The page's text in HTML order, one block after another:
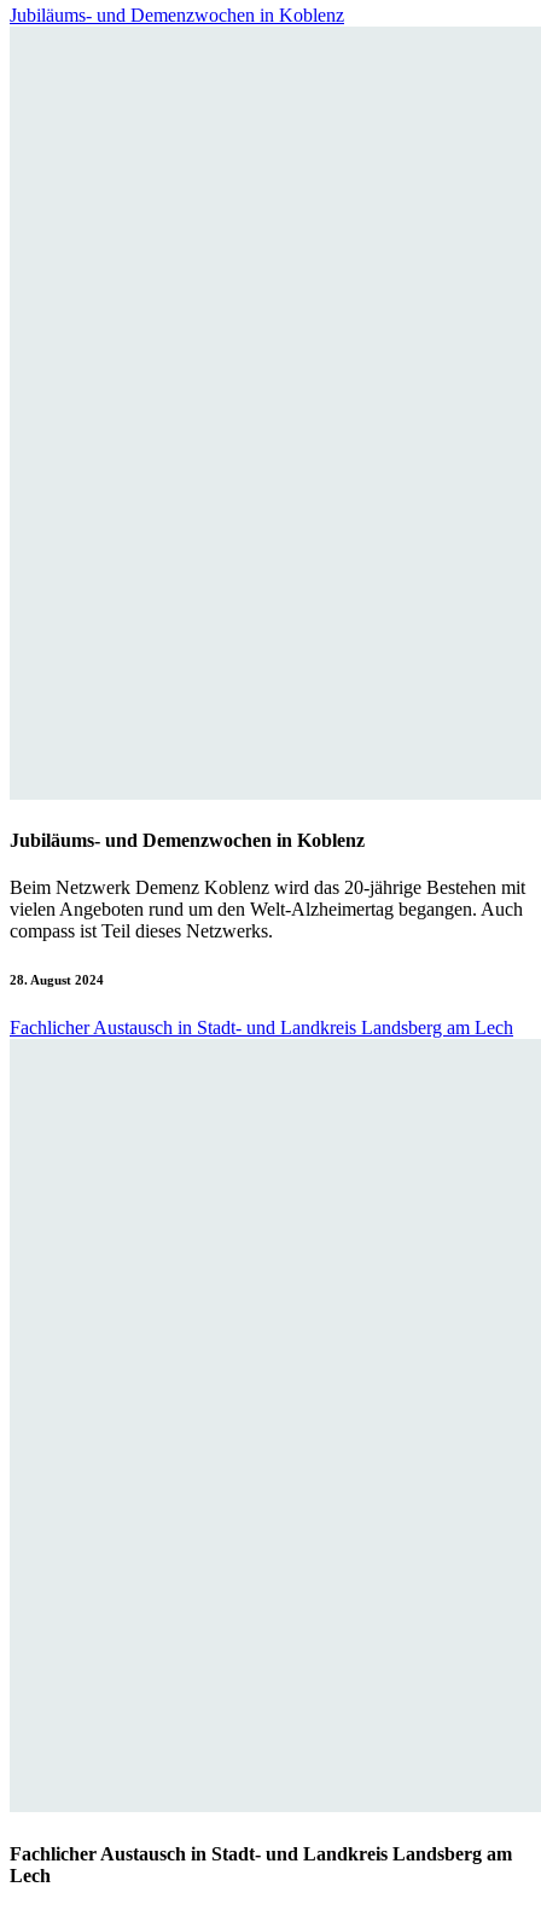
Jubiläums- und Demenzwochen in Koblenz
Jubiläums- und Demenzwochen in Koblenz
Beim Netzwerk Demenz Koblenz wird das 20-jährige Bestehen mit
vielen Angeboten rund um den Welt-Alzheimertag begangen. Auch
compass ist Teil dieses Netzwerks.
28. August 2024
Fachlicher Austausch in Stadt- und Landkreis Landsberg am Lech
Fachlicher Austausch in Stadt- und Landkreis Landsberg am
Lech